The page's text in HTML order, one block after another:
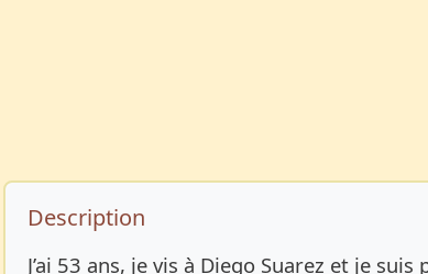
Description de l’annonce
Description
J’ai 53 ans, je vis à Diego Suarez et je suis